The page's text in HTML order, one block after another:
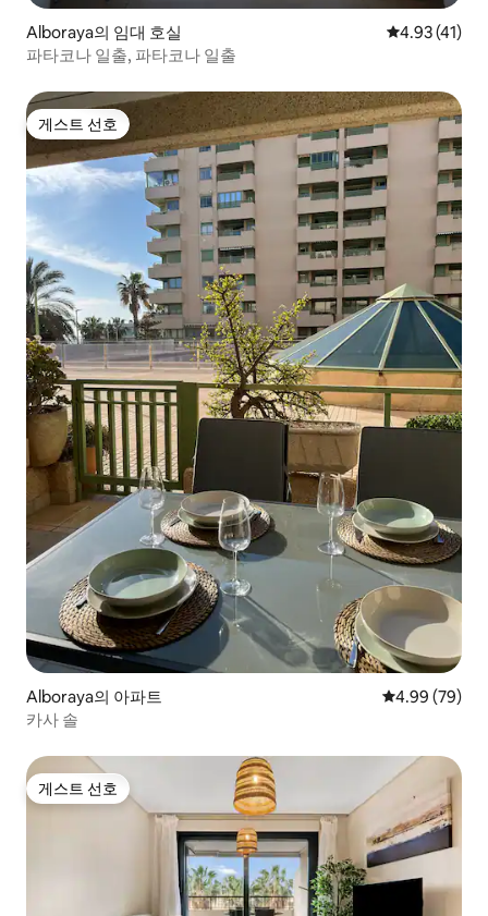
Alboraya의 임대 호실 평점 4.93점
4.93 (41)
파타코나 일출, 파타코나 일출
게스트 선호
게스트 선호
Alboraya의 아파트 평점 4.99점(5
4.99 (79)
카사 솔
게스트 선호
게스트 선호